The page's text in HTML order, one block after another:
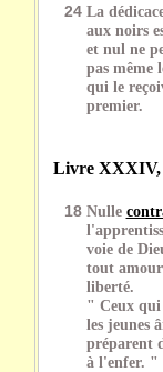
24 La
aux noirs
et nul ne
pas même
qui le
premier.
Livre XXXIV,
18 Nulle
voie de
tout
liberté.
" Ceux
les jeunes
préparent
à l'enfer. "